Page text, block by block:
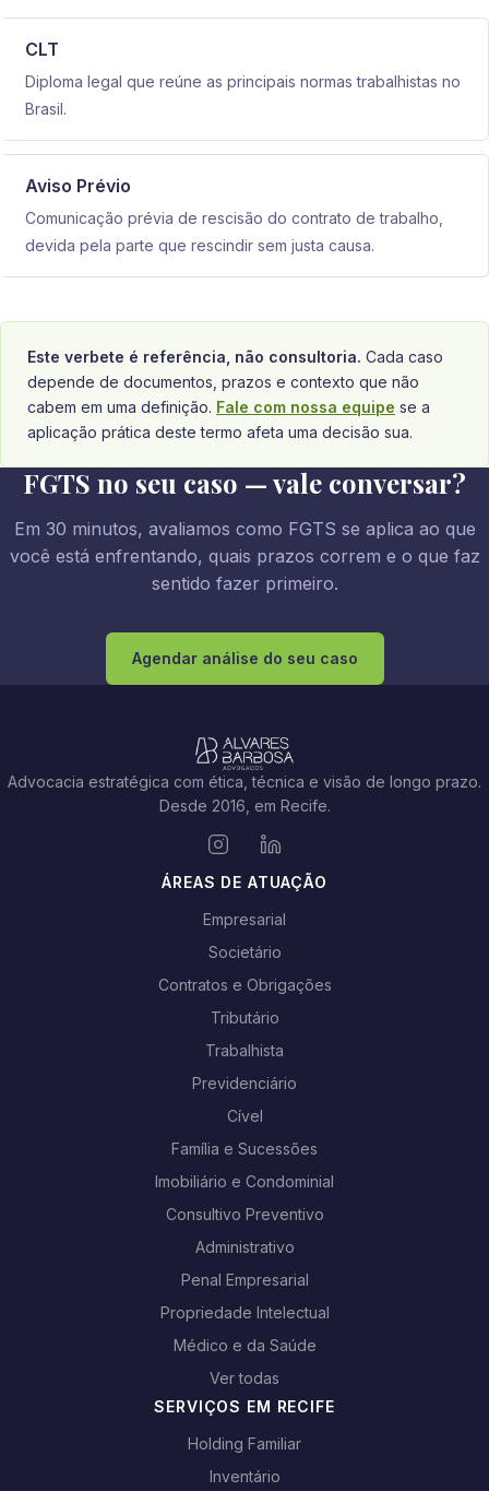
CLT
Diploma legal que reúne as principais normas trabalhistas no
Brasil.
Aviso Prévio
Comunicação prévia de rescisão do contrato de trabalho,
devida pela parte que rescindir sem justa causa.
Este verbete é referência, não consultoria. Cada caso
depende de documentos, prazos e contexto que não
cabem em uma definição. Fale com nossa equipe se a
aplicação prática deste termo afeta uma decisão sua.
FGTS no seu caso — vale conversar?
Em 30 minutos, avaliamos como FGTS se aplica ao que
você está enfrentando, quais prazos correm e o que faz
sentido fazer primeiro.
Agendar análise do seu caso
Advocacia estratégica com ética, técnica e visão de longo prazo.
Desde 2016, em Recife.
ÁREAS DE ATUAÇÃO
Empresarial
Societário
Contratos e Obrigações
Tributário
Trabalhista
Previdenciário
Cível
Família e Sucessões
Imobiliário e Condominial
Consultivo Preventivo
Administrativo
Penal Empresarial
Propriedade Intelectual
Médico e da Saúde
Ver todas
SERVIÇOS EM RECIFE
Holding Familiar
Inventário